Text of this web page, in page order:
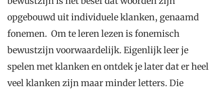
opgebouwd uit individuele klanken, genaamd
fonemen. Om te leren lezen is fonemisch
bewustzijn voorwaardelijk. Eigenlijk leer je
spelen met klanken en ontdek je later dat er heel
veel klanken zijn maar minder letters. Die